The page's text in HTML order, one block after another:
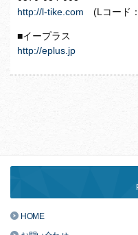
http://l-tike.com (Lコード
■イープラス
http://eplus.jp
HOME